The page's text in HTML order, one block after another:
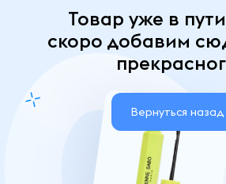
Товар уже в пути
скоро добавим
Вернуться назад